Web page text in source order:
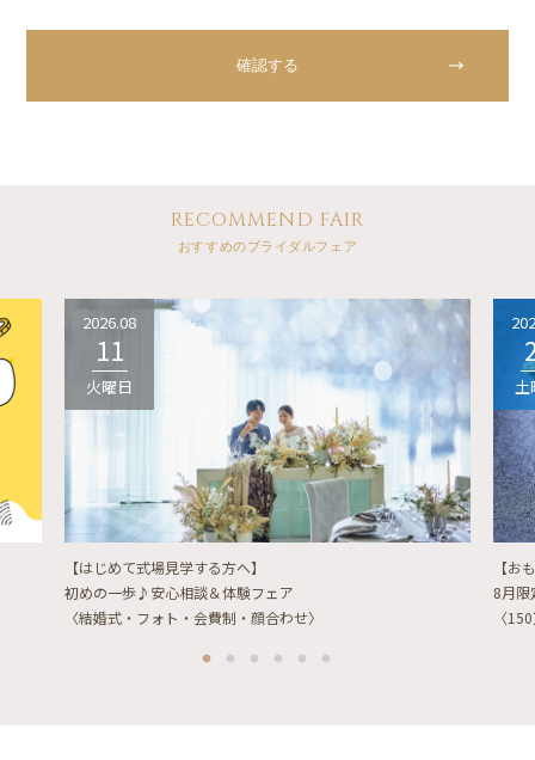
RECOMMEND FAIR
おすすめのブライダルフェア
2026.08
11
火曜日
【はじめて式場見学する方へ】
初めの一歩♪安心相談＆体験フェア
〈結婚式・フォト・会費制・顔合わせ〉
土
【お
8月限
〈